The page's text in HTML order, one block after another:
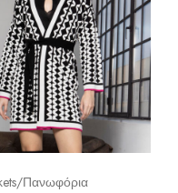
Πανωφόρια